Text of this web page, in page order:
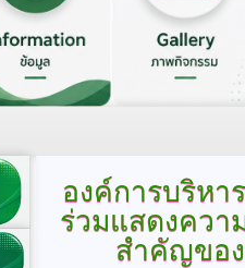
องค์การบริหา
ร่วมแสดงควา
สำคัญขอ